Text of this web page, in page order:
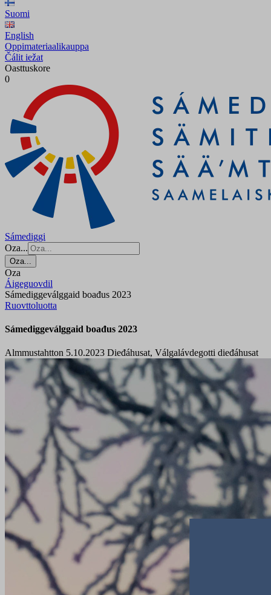
Suomi
English
Oppimateriaalikauppa
Čálit iežat
Oasttuskore
0
Sámediggi
Oza...
Oza...
Oza
Áigeguovdil
Sámediggeválggaid boađus 2023
Ruovttoluotta
Sámediggeválggaid boađus 2023
Almmustahtton 5.10.2023 Dieđáhusat, Válgalávdegotti dieđáhusat